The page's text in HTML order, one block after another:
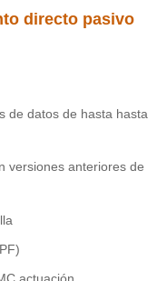
directo pasivo
de datos de hasta hasta
versiones anteriores de